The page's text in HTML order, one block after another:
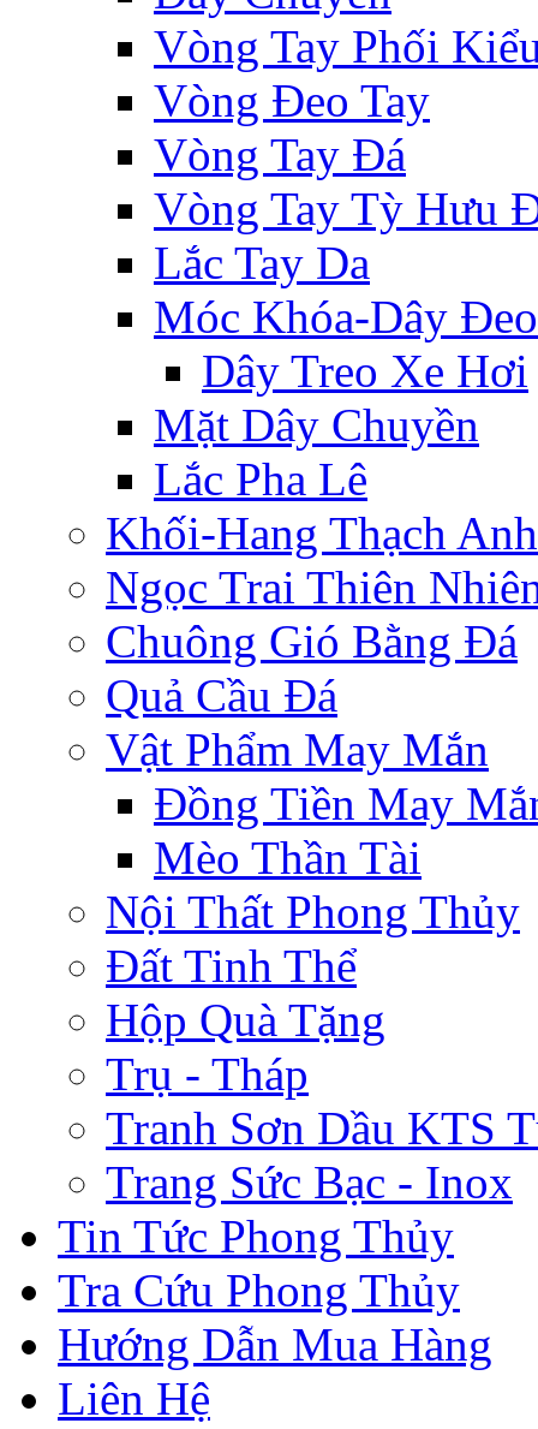
Vòng Tay Phối
Vòng Đeo Tay
Vòng Tay Đá
Vòng Tay Tỳ Hưu
Lắc Tay Da
Móc Khóa-Dây Đeo
Dây Treo Xe Hơi
Mặt Dây Chuyền
Lắc Pha Lê
Khối-Hang Thạch Anh
Ngọc Trai Thiên
Chuông Gió Bằng Đá
Quả Cầu Đá
Vật Phẩm May Mắn
Đồng Tiền May
Mèo Thần Tài
Nội Thất Phong Thủy
Đất Tinh Thể
Hộp Quà Tặng
Trụ - Tháp
Tranh Sơn Dầu KTS
Trang Sức Bạc - Inox
Tin Tức Phong Thủy
Tra Cứu Phong Thủy
Hướng Dẫn Mua Hàng
Liên Hệ